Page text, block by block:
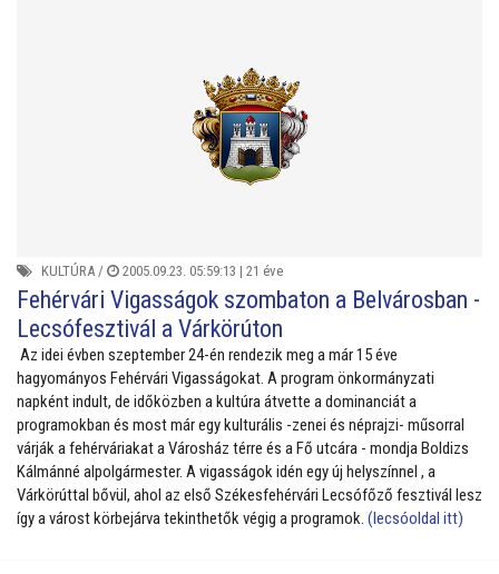
KULTÚRA / 2005.09.23. 05:59:13 | 21 éve
Fehérvári Vigasságok szombaton a Belvárosban -
Lecsófesztivál a Várkörúton
Az idei évben szeptember 24-én rendezik meg a már 15 éve
hagyományos Fehérvári Vigasságokat. A program önkormányzati
napként indult, de időközben a kultúra átvette a dominanciát a
programokban és most már egy kulturális -zenei és néprajzi- műsorral
várják a fehérváriakat a Városház térre és a Fő utcára - mondja Boldizs
Kálmánné alpolgármester. A vigasságok idén egy új helyszínnel , a
Várkörúttal bővül, ahol az első Székesfehérvári Lecsófőző fesztivál lesz
így a várost körbejárva tekinthetők végig a programok. (lecsóoldal itt)